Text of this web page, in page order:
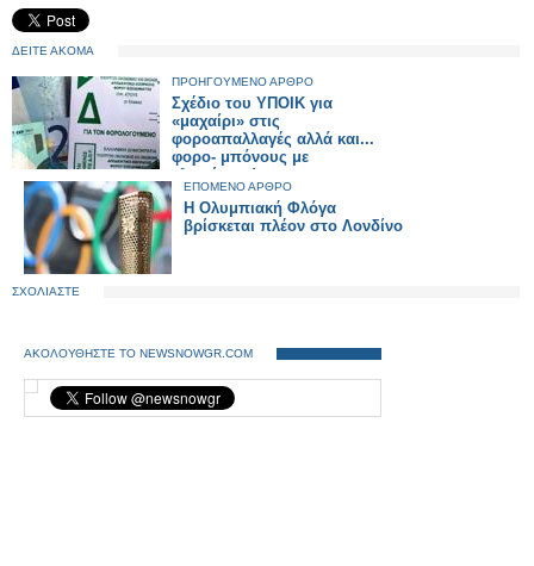
ΔΕΙΤΕ ΑΚΟΜΑ
ΠΡΟΗΓΟΥΜΕΝΟ ΑΡΘΡΟ
Σχέδιο του ΥΠΟΙΚ για
«μαχαίρι» στις
φοροαπαλλαγές αλλά και...
φορο- μπόνους με
κληρώσεις!
ΕΠΟΜΕΝΟ ΑΡΘΡΟ
Η Ολυμπιακή Φλόγα
βρίσκεται πλέον στο Λονδίνο
ΣΧΟΛΙΑΣΤΕ
ΑΚΟΛΟΥΘΗΣΤΕ ΤΟ NEWSNOWGR.COM